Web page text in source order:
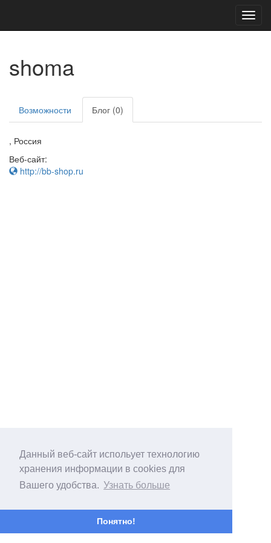
Данный веб-сайт испольует технологию
хранения информации в cookies для
Вашего удобства. Узнать больше
Понятно!
shoma
Возможности Блог (0)
, Россия
Веб-сайт:
http://bb-shop.ru